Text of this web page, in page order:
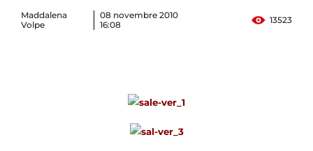
Maddalena
Volpe
08 novembre 2010
16:08
13523